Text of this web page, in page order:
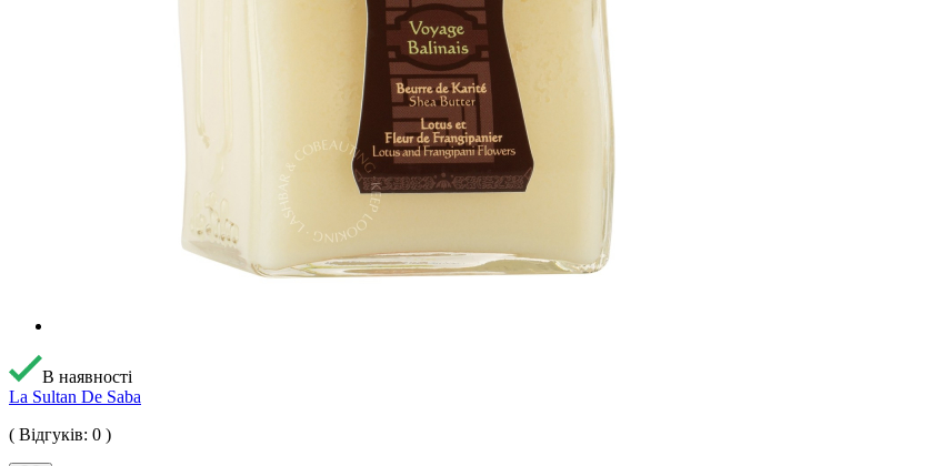
В наявності
La Sultan De Saba
( Відгуків: 0 )